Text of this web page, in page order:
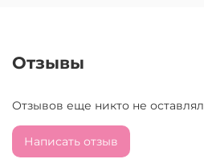
Отзывы
Отзывов еще никто не оставлял
Написать отзыв